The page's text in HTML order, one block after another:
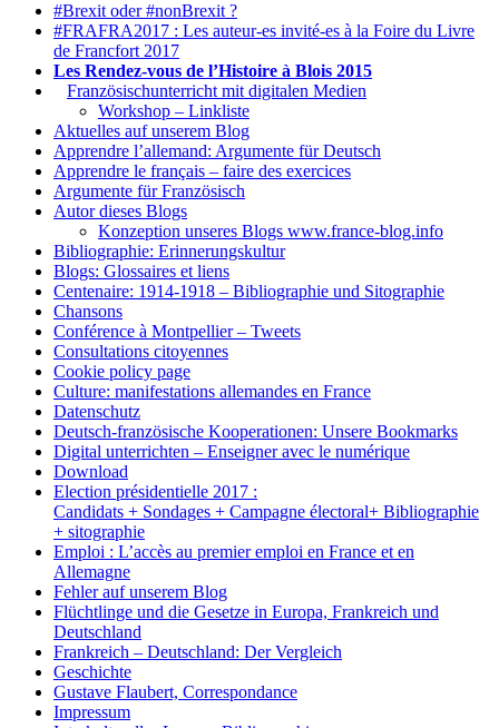
#Brexit oder #nonBrexit ?
#FRAFRA2017 : Les auteur-es invité-es à la Foire du Livre
de Francfort 2017
Les Rendez-vous de l’Histoire à Blois 2015
Französischunterricht mit digitalen Medien
Workshop – Linkliste
Aktuelles auf unserem Blog
Apprendre l’allemand: Argumente für Deutsch
Apprendre le français – faire des exercices
Argumente für Französisch
Autor dieses Blogs
Konzeption unseres Blogs www.france-blog.info
Bibliographie: Erinnerungskultur
Blogs: Glossaires et liens
Centenaire: 1914-1918 – Bibliographie und Sitographie
Chansons
Conférence à Montpellier – Tweets
Consultations citoyennes
Cookie policy page
Culture: manifestations allemandes en France
Datenschutz
Deutsch-französische Kooperationen: Unsere Bookmarks
Digital unterrichten – Enseigner avec le numérique
Download
Election présidentielle 2017 :
Candidats + Sondages + Campagne électoral+ Bibliographie
+ sitographie
Emploi : L’accès au premier emploi en France et en
Allemagne
Fehler auf unserem Blog
Flüchtlinge und die Gesetze in Europa, Frankreich und
Deutschland
Frankreich – Deutschland: Der Vergleich
Geschichte
Gustave Flaubert, Correspondance
Impressum